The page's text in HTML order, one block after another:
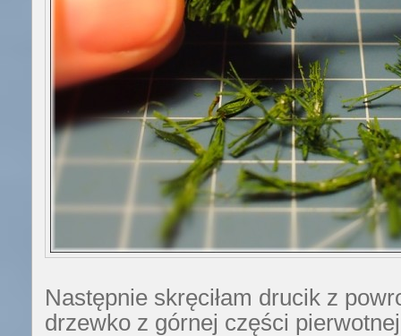
Następnie skręciłam drucik z
drzewko z górnej części